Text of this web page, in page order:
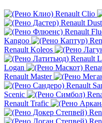
Renault Clio
Renault
Renault
Kangoo
Renault Koleos
Renault
Logan
Renault Master
Renault
Scenic
Renault Trafic